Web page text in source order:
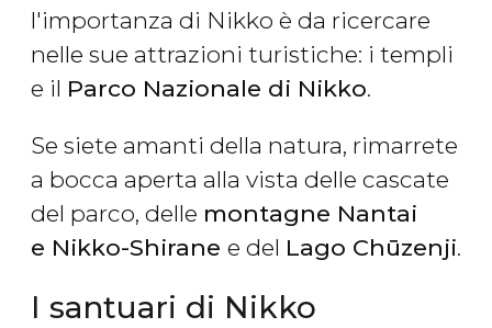
l'importanza di Nikko è da ricercare
nelle sue attrazioni turistiche: i templi
e il Parco Nazionale di Nikko.
Se siete amanti della natura, rimarrete
a bocca aperta alla vista delle cascate
del parco, delle montagne Nantai
e Nikko-Shirane e del Lago Chūzenji.
I santuari di Nikko